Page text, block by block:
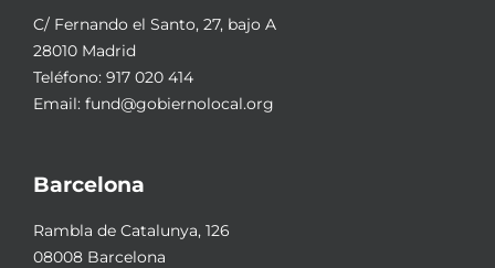
C/ Fernando el Santo, 27, bajo A
28010 Madrid
Teléfono: 917 020 414
Email: fund@gobiernolocal.org
Barcelona
Rambla de Catalunya, 126
08008 Barcelona